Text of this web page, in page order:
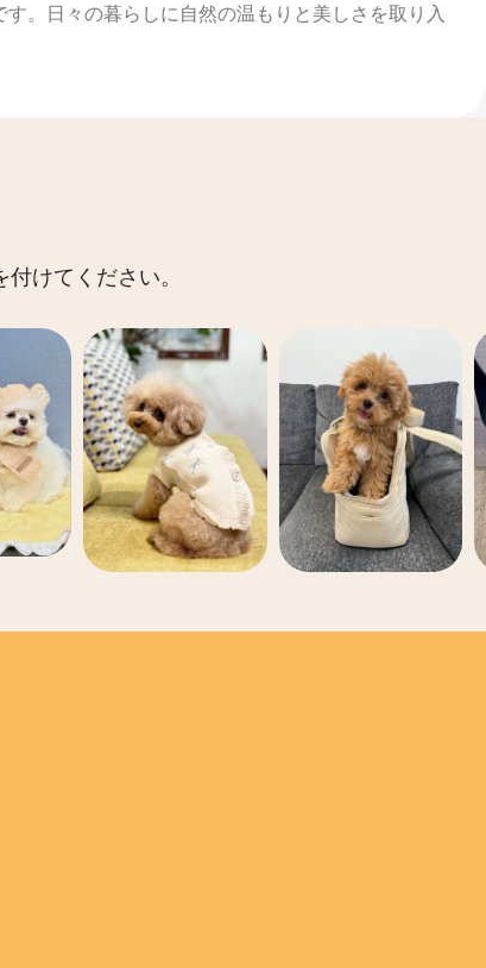
。日々の暮らしに自然の温もりと美しさを取り入
けてください。